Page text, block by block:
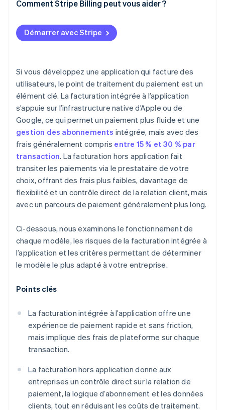
Règlement des paiements
Comment Stripe Billing peut vous aider ?
Démarrer avec Stripe
Si vous développez une application qui facture des
utilisateurs, le point de traitement du paiement est un
élément clé. La facturation intégrée à l’application
s’appuie sur l’infrastructure native d’Apple ou de
Google, ce qui permet un paiement plus fluide et une
gestion des abonnements intégrée, mais avec des
frais généralement compris entre 15 % et 30 % par
transaction. La facturation hors application fait
transiter les paiements via le prestataire de votre
choix, offrant des frais plus faibles, davantage de
flexibilité et un contrôle direct de la relation client, mais
avec un parcours de paiement généralement plus long.
Ci-dessous, nous examinons le fonctionnement de
chaque modèle, les risques de la facturation intégrée à
l’application et les critères permettant de déterminer
le modèle le plus adapté à votre entreprise.
Points clés
La facturation intégrée à l’application offre une
expérience de paiement rapide et sans friction,
mais implique des frais de plateforme sur chaque
transaction.
La facturation hors application donne aux
entreprises un contrôle direct sur la relation de
paiement, la logique d’abonnement et les données
clients, tout en réduisant les coûts de traitement.